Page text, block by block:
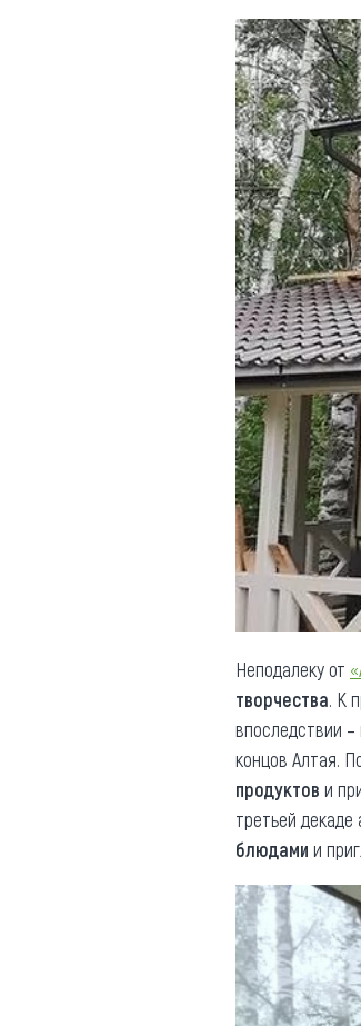
Придорожные кафе
Другие рубрики
Реестр туроператоров
Реестр туристических
агентств Алтайского края
Обращения граждан
Противодействие коррупции
Неподалеку от
творчества. К
впоследствии
концов Алтая.
продуктов и
третьей
блюдами и